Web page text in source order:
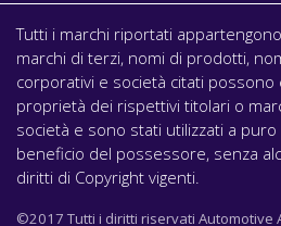
Tutti i marchi riportati
marchi di terzi, nomi di prodotti,
corporativi e società citati possono
proprietà dei rispettivi titolari o
società e sono stati utilizzati a
beneficio del possessore, senza
diritti di Copyright vigenti.
©2017 Tutti i diritti riservati Automotive